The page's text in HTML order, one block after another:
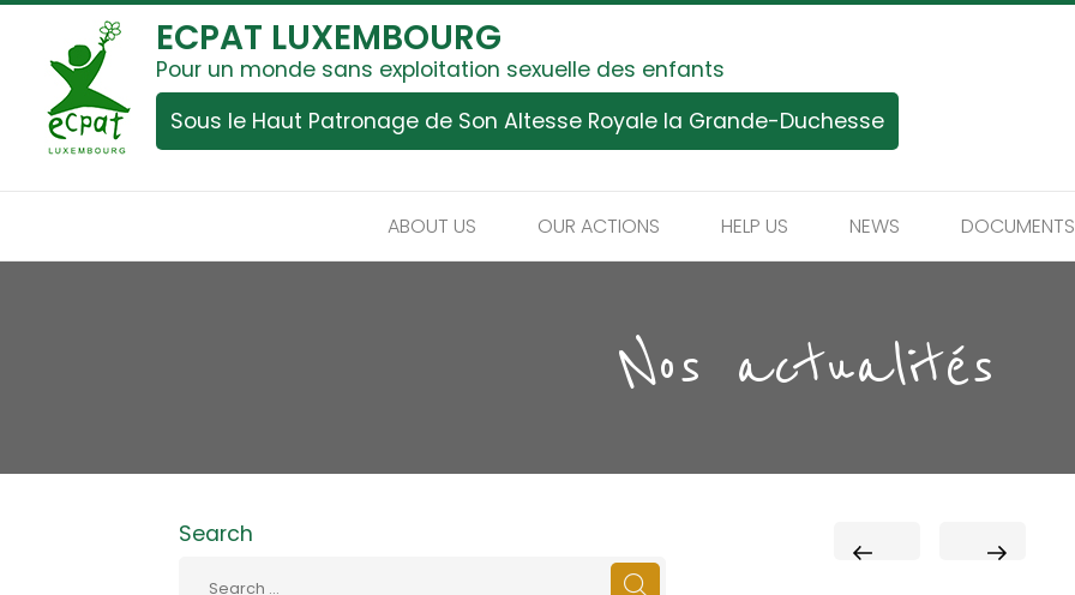
ECPAT LUXEMBOURG
Pour un monde sans exploitation sexuelle des enfants
Sous le Haut Patronage de Son Altesse Royale la Grande-Duchesse
ABOUT US OUR ACTIONS HELP US NEWS DOCUMENTS
Nos actualités
Search
NEXT